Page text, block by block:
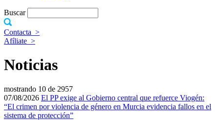
Buscar
Contacta >
Afíliate >
Noticias
mostrando 10 de 2957
07/08/2026 El PP exige al Gobierno central que refuerce Viogén:
“El crimen por violencia de género en Murcia evidencia fallos en el
sistema de protección”